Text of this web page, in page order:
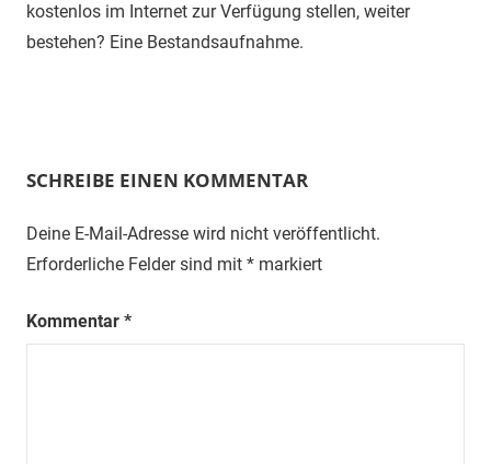
kostenlos im Internet zur Verfügung stellen, weiter
bestehen? Eine Bestandsaufnahme.
SCHREIBE EINEN KOMMENTAR
Deine E-Mail-Adresse wird nicht veröffentlicht.
Erforderliche Felder sind mit * markiert
Kommentar *